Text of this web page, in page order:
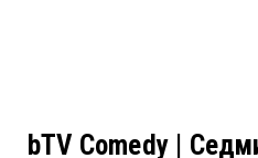
bTV Comedy |